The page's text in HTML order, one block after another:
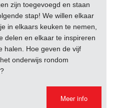
zijn toegevoegd en staan
stap! We willen elkaar
in elkaars keuken te nemen,
delen en elkaar te inspireren
halen. Hoe geven de vijf
onderwijs rondom
Meer info